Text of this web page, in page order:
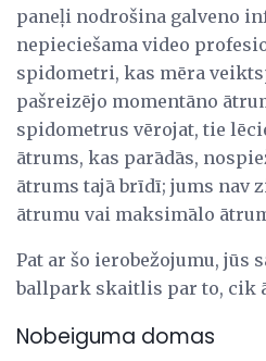
paneļi nodrošina galveno
nepieciešama video
spidometri, kas mēra
pašreizējo momentāno
spidometrus vērojat, tie
ātrums, kas parādās,
ātrums tajā brīdī; jums nav
ātrumu vai maksimālo
Pat ar šo ierobežojumu, jūs
ballpark skaitlis par to, cik
Nobeiguma domas